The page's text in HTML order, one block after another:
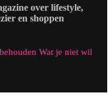
over lifestyle,
en shoppen
Wat je niet wil